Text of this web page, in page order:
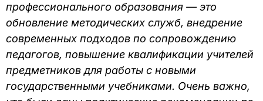
профессионального образования — это
обновление методических служб, внедрение
современных подходов по сопровождению
педагогов, повышение квалификации учителей
предметников для работы с новыми
государственными учебниками. Очень важно,